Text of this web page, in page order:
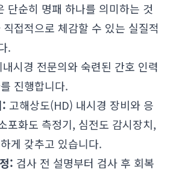
단순히 명패 하나를 의미하는 것
접적으로 체감할 수 있는 실질적
.
내시경 전문의와 숙련된 간호 인력
진행합니다.
: 고해상도(HD) 내시경 장비와 응
포화도 측정기, 심전도 감시장치,
게 갖추고 있습니다.
: 검사 전 설명부터 검사 후 회복